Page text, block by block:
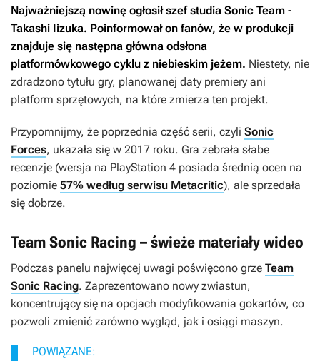
Najważniejszą nowinę ogłosił szef studia Sonic Team -
Takashi Iizuka. Poinformował on fanów, że w produkcji
znajduje się następna główna odsłona
platformówkowego cyklu z niebieskim jeżem. Niestety, nie
zdradzono tytułu gry, planowanej daty premiery ani
platform sprzętowych, na które zmierza ten projekt.
Przypomnijmy, że poprzednia część serii, czyli Sonic
Forces, ukazała się w 2017 roku. Gra zebrała słabe
recenzje (wersja na PlayStation 4 posiada średnią ocen na
poziomie 57% według serwisu Metacritic), ale sprzedała
się dobrze.
Team Sonic Racing – świeże materiały wideo
Podczas panelu najwięcej uwagi poświęcono grze Team
Sonic Racing. Zaprezentowano nowy zwiastun,
koncentrujący się na opcjach modyfikowania gokartów, co
pozwoli zmienić zarówno wygląd, jak i osiągi maszyn.
POWIĄZANE: